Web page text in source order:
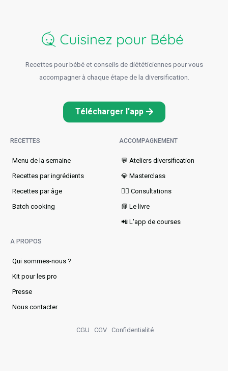
Recettes pour bébé et conseils de diététiciennes pour vous
accompagner à chaque étape de la diversification.
Télécharger l'app
RECETTES
Menu de la semaine​
Recettes par ingrédients
Recettes par âge
Batch cooking
ACCOMPAGNEMENT
💬 Ateliers diversification
💎 Masterclass
👩‍⚕️ Consultations
📗 Le livre
📲 L'app de courses
A PROPOS
Qui sommes-nous ?
Kit pour les pro
Presse
Nous contacter
CGU CGV Confidentialité